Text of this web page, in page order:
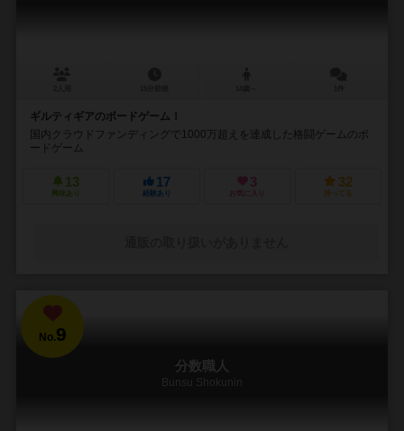
ギルティギアのボードゲーム！
国内クラウドファンディングで1000万超えを達成した格闘ゲームのボ
ードゲーム
13
興味あり
17
経験あり
3
お気に入り
32
持ってる
No.9
分数職人
Bunsu Shokunin